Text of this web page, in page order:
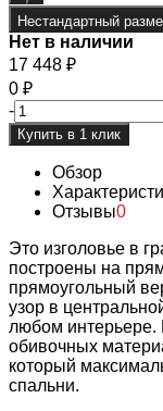
Нестандартный
Нет в наличии
17 448 ₽
0 ₽
-
Обзор
Отзывы0
Это изголовье в
построены на
прямоугольный
узор в
любом интерьере.
обивочных
который
спальни.